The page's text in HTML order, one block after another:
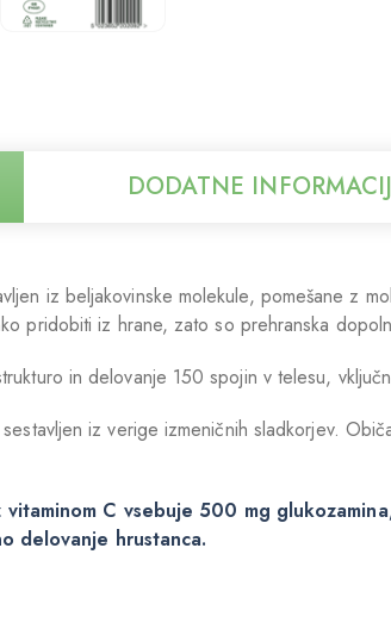
DODATNE
iz beljakovinske molekule, pomešane z
pridobiti iz hrane, zato so prehranska
in delovanje 150 spojin v telesu,
iz verige izmeničnih sladkorjev.
C vsebuje 500 mg
delovanje hrustanca.